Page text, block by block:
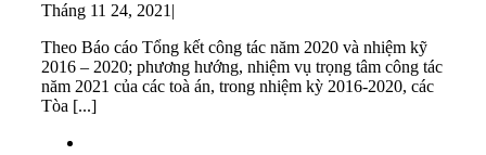
Tháng 11 24, 2021 |
Theo Báo cáo Tổng kết công tác năm 2020 và nhiệm kỹ
2016 – 2020; phương hướng, nhiệm vụ trọng tâm công tác
năm 2021 của các toà án, trong nhiệm kỳ 2016-2020, các
Tòa [...]